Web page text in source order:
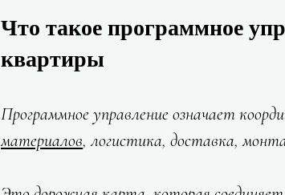
Что такое программное
квартиры
Программное управление означает
материалов, логистика, доставка,